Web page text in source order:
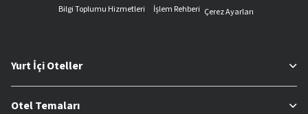
Bilgi Toplumu Hizmetleri
İşlem Rehberi Çerez Ayarları
Yurt İçi Oteller
Otel Temaları